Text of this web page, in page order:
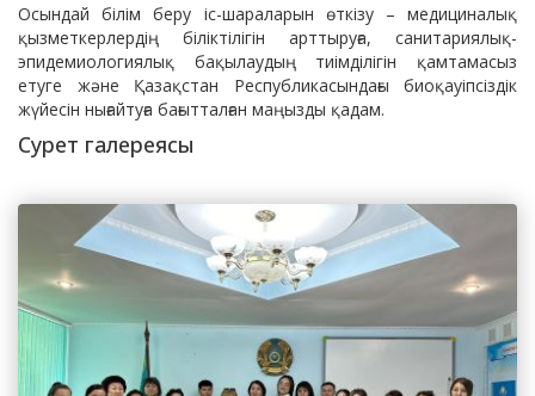
Осындай білім беру іс-шараларын өткізу – медициналық
қызметкерлердің біліктілігін арттыруға, санитариялық-
эпидемиологиялық бақылаудың тиімділігін қамтамасыз
етуге және Қазақстан Республикасындағы биоқауіпсіздік
жүйесін нығайтуға бағытталған маңызды қадам.
Сурет галереясы